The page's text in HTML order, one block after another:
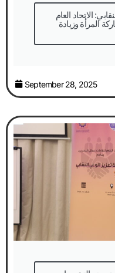
الاتحاد العام
المرأة وزيادة
September 28, 2025